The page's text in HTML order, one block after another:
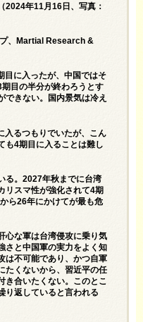
2024年11月16日、写真：
プ、Martial Research &
目に入ったが、中国ではそ
目の半分が終わろうとす
できない。国内景気は冷え
入るつもりでいたが、こん
も4期目に入ることは難し
る。2027年秋までに台湾
リスマ性が強化されて4期
ら26年にかけてが最も危
心な軍は台湾侵攻に乗り気
さと中国軍の実力をよく知
は不可能であり、かつ自軍
たくないから、習近平の任
き合いたくない。このとこ
り返していると言われる